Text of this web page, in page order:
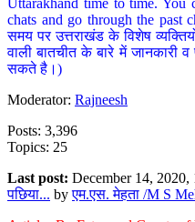
chats and go through the past
समय पर उत्तराखंड के विशेष
वाली बातचीत के बारे में जानकारी
सकते है।)
Moderator: Rajneesh
Posts: 3,396
Topics: 25
Last post: December 14, 2020,
पछिया... byएम.एस. मेहता /M S